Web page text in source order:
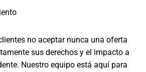
no aceptar nunca una oferta
sus derechos y el impacto a
Nuestro equipo está aquí para